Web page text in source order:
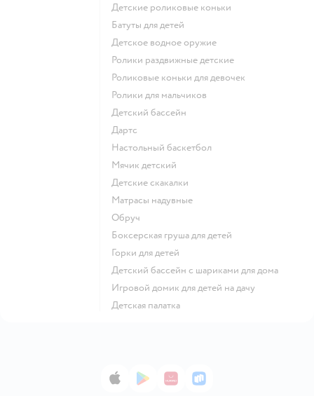
Детские роликовые коньки
Батуты для детей
Детское водное оружие
Ролики раздвижные детские
Роликовые коньки для девочек
Ролики для мальчиков
Детский бассейн
Дартс
Настольный баскетбол
Мячик детский
Детские скакалки
Матрасы надувные
Обруч
Боксерская груша для детей
Горки для детей
Детский бассейн с шариками для дома
Игровой домик для детей на дачу
Детская палатка
App StoreGoogle Play
AppGallery
RuStore